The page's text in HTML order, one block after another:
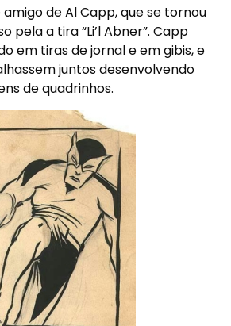
de Al Capp, que se tornou
pela a tira “Li’l Abner”. Capp
em tiras de jornal e em gibis, e
juntos desenvolvendo
de quadrinhos.